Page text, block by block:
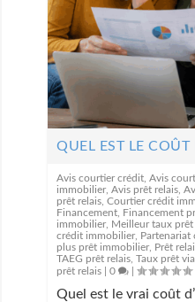
QUEL EST LE COÛT
Avis courtier crédit ,Avis
immobilier ,Avis prêt relais ,
prêt relais ,Courtier crédit
Financement Financement
immobilier Meilleur taux prêt
crédit immobilier
plus prêt immobilier Prêt
TAEG prêt relais ,Taux prêt
prêt relais |0 |
Quel est le vrai coût